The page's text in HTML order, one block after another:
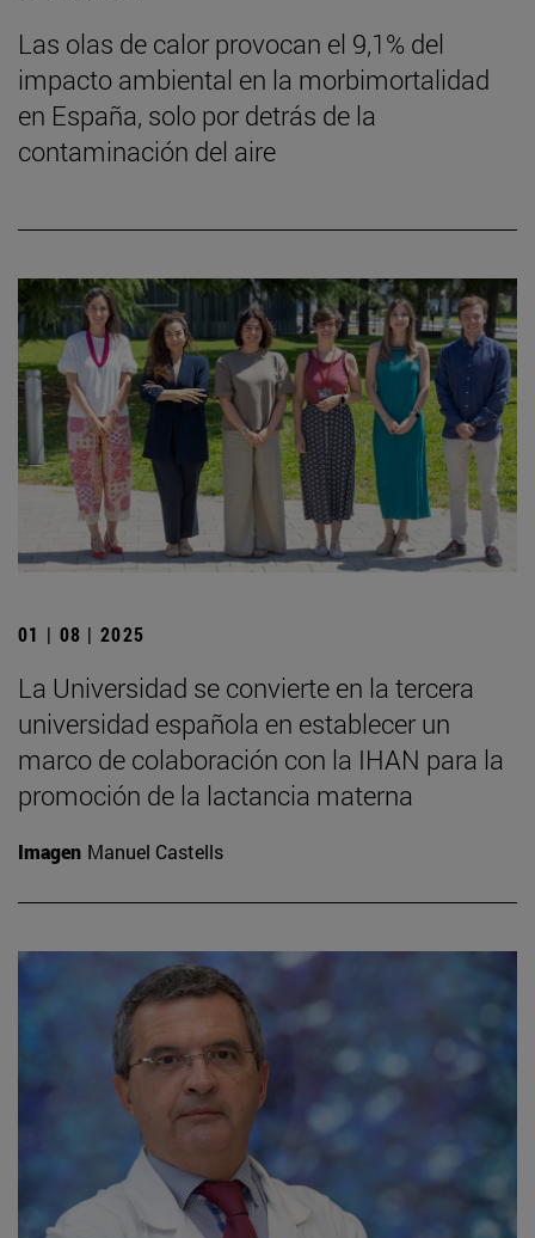
Las olas de calor provocan el 9,1% del
impacto ambiental en la morbimortalidad
en España, solo por detrás de la
contaminación del aire
01 | 08 | 2025
La Universidad se convierte en la tercera
universidad española en establecer un
marco de colaboración con la IHAN para la
promoción de la lactancia materna
Imagen Manuel Castells